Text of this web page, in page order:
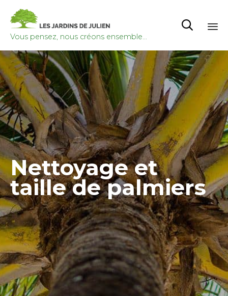
Vous pensez, nous créons ensemble...

Nettoyage et
taille de palmiers